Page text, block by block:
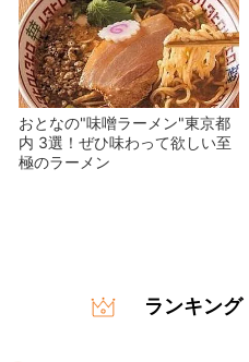
おとなの"味噌ラーメン"東京都
内 3選！ぜひ味わって欲しい至
極のラーメン
ランキング